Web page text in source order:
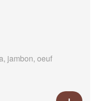
jambon, oeuf